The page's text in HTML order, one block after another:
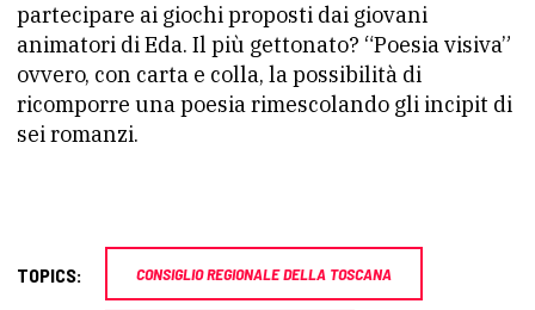
partecipare ai giochi proposti dai giovani
animatori di Eda. Il più gettonato? “Poesia visiva”
ovvero, con carta e colla, la possibilità di
ricomporre una poesia rimescolando gli incipit di
sei romanzi.
TOPICS: CONSIGLIO REGIONALE DELLA TOSCANA